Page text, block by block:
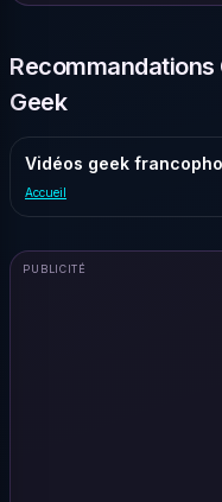
Geek
Vidéos geek
Accueil
PUBLICITÉ